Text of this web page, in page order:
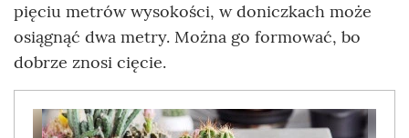
pięciu metrów wysokości, w doniczkach może
osiągnąć dwa metry. Można go formować, bo
dobrze znosi cięcie.